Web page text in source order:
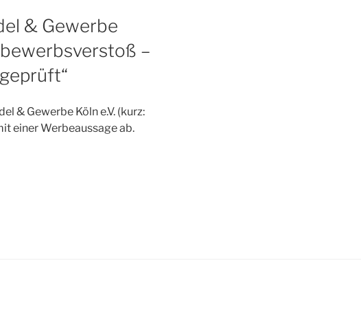
& Gewerbe
–
& Gewerbe Köln e.V. (kurz:
einer Werbeaussage ab.